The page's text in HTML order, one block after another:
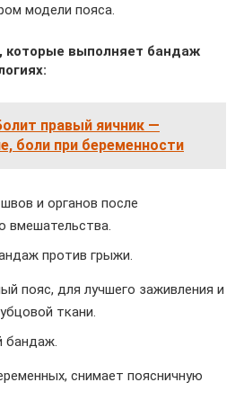
модели пояса.
которые выполняет бандаж
правый яичник —
боли при беременности
и органов после
вмешательства.
против грыжи.
пояс, для лучшего заживления и
ткани.
бандаж.
снимает поясничную